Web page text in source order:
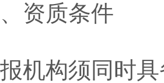
质条件
构须同时具